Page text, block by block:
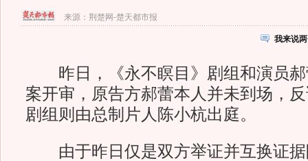
来源： 荆楚网-楚天都市报
我来说
昨日，《永不瞑目》剧组和演员郝
案开审，原告方郝蕾本人并未到场，
剧组则由总制片人陈小杭出庭。
由于昨日仅是双方举证并互换证据